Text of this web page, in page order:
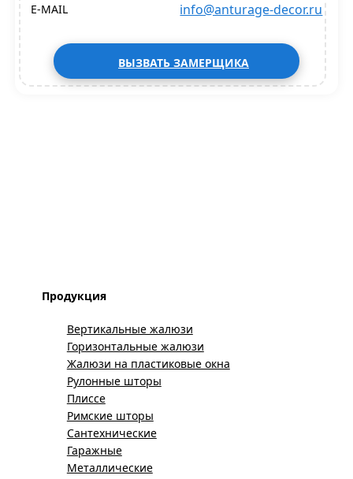
E-MAIL info@anturage-decor.ru
ВЫЗВАТЬ ЗАМЕРЩИКА
Продукция
Вертикальные жалюзи
Горизонтальные жалюзи
Жалюзи на пластиковые окна
Рулонные шторы
Плиссе
Римские шторы
Сантехнические
Гаражные
Металлические